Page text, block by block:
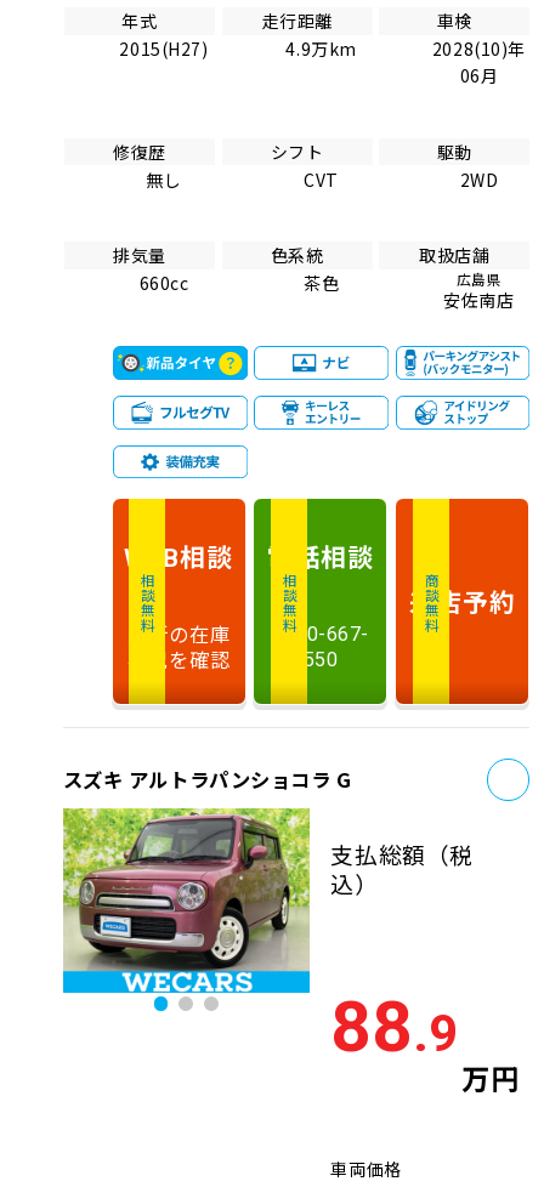
年式
2015(H27)
走行距離
4.9万km
車検
2028(10)年
06月
修復歴
無し
シフト
CVT
駆動
2WD
排気量
660cc
色系統
茶色
取扱店舗
広島県
安佐南店
相談無料
WEB相談
最新の在庫
状況を確認
相談無料
電話相談
0120-667-
550
商談無料
来店予約
スズキ アルトラパンショコラ G
支払総額 （税
込）
88.9
万円
車両価格